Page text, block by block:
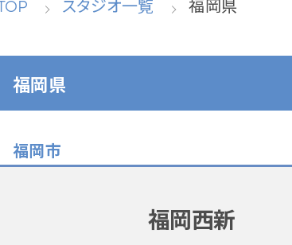
TOP スタジオ一覧 福岡県
福岡県
福岡市
福岡西新